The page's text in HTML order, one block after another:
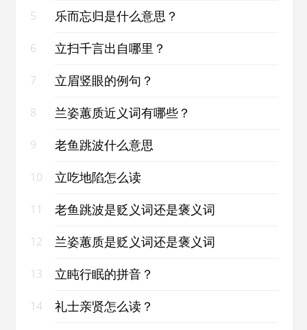
5 乐而忘归是什么意思？
6 立扫千言出自哪里？
7 立眉竖眼的例句？
8 兰姿蕙质近义词有哪些？
9 老鱼跳波什么意思
10 立吃地陷怎么读
11 老鱼跳波是贬义词还是褒义词
12 兰姿蕙质是贬义词还是褒义词
13 立盹行眠的拼音？
14 礼士亲贤怎么读？